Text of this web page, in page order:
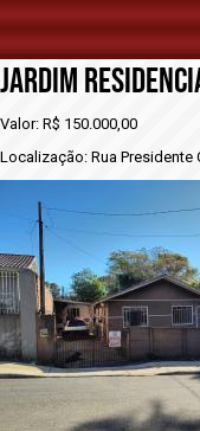
vENDA -
JARDIM
Valor: R$ 150.000,00
Localização: Rua Presidente